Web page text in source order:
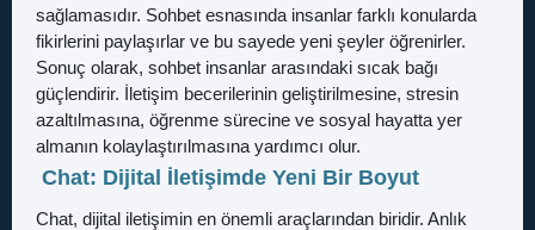
sağlamasıdır. Sohbet esnasında insanlar farklı konularda
fikirlerini paylaşırlar ve bu sayede yeni şeyler öğrenirler.
Sonuç olarak, sohbet insanlar arasındaki sıcak bağı
güçlendirir. İletişim becerilerinin geliştirilmesine, stresin
azaltılmasına, öğrenme sürecine ve sosyal hayatta yer
almanın kolaylaştırılmasına yardımcı olur.
Chat: Dijital İletişimde Yeni Bir Boyut
Chat, dijital iletişimin en önemli araçlarından biridir. Anlık